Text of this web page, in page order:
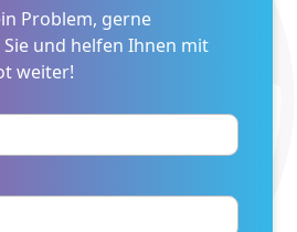
Problem, gerne
und helfen Ihnen mit
weiter!